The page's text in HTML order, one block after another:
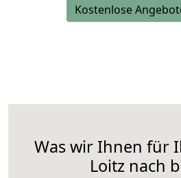
Kostenlose
Was wir Ihnen für
Loitz nach